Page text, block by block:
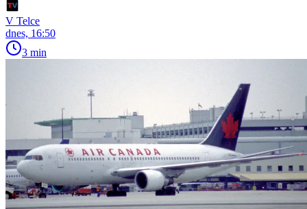
V Telce
dnes, 16:50
3 min